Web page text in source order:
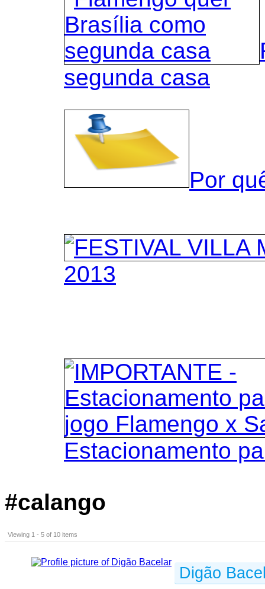
segunda casa
Por
2013
Estacionamento
#calango
Viewing 1 - 5 of 10 items
Digão